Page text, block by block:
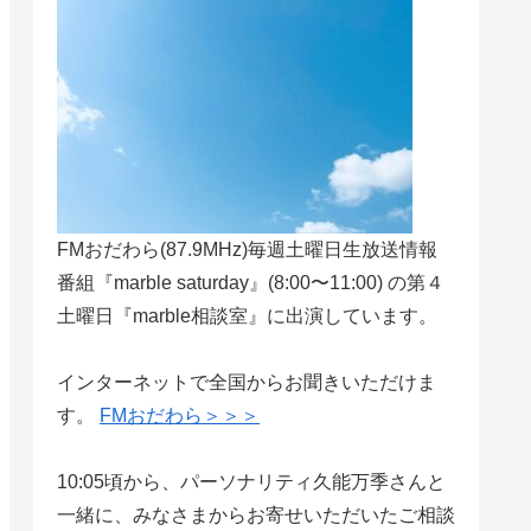
FMおだわら(87.9MHz)毎週土曜日生放送情報
番組『marble saturday』(8:00〜11:00) の第４
土曜日『marble相談室』に出演しています。
インターネットで全国からお聞きいただけま
す。
FMおだわら＞＞＞
10:05頃から、パーソナリティ久能万季さんと
一緒に、みなさまからお寄せいただいたご相談